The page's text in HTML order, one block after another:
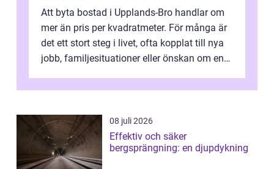
Att byta bostad i Upplands-Bro handlar om
mer än pris per kvadratmeter. För många är
det ett stort steg i livet, ofta kopplat till nya
jobb, familjesituationer eller önskan om en
08 juli 2026
Effektiv och säker
bergsprängning: en djupdykning